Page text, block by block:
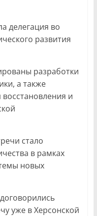
делегация во
развития
разработки
а также
и
стало
в рамках
новых
уже в Херсонской